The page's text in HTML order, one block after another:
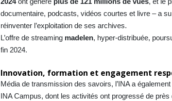
documentaire, podcasts, vidéos courtes et livre – a
réinventer l’exploitation de ses archives.
L’offre de streaming madelen, hyper-distribuée,
fin 2024.
Innovation, formation et engagement
Média de transmission des savoirs, l’INA a
INA Campus, dont les activités ont progressé de